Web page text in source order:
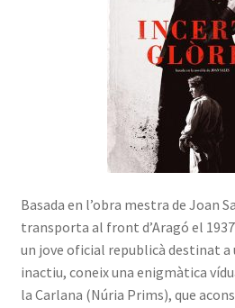
Basada en l’obra mestra de Joan
transporta al front d’Aragó el
un jove oficial republicà destinat
inactiu, coneix una enigmàtica
la Carlana (Núria Prims), que